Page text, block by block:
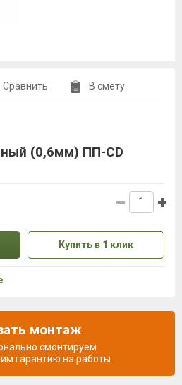
Сравнить В смету
(0,6мм) ПП-CD
Купить в 1 клик
монтаж
смонтируем
гарантию на работы